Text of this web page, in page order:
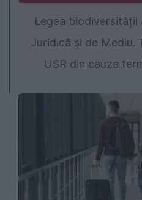
Legea biodiversității
Juridică și de Mediu.
USR din cauza